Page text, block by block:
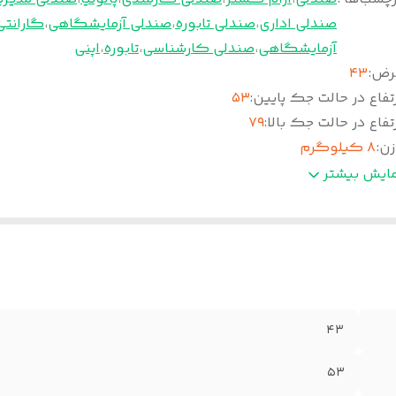
صندلی اداری،صندلی تابوره،صندلی آزمایشگاهی،
آزمایشگاهی،صندلی کارشناسی،تابوره،اپنی
:۴۳
در حالت جک پایین:۵۳
در حالت جک بالا:۷۹
:۸ کیلوگرم
:مکانیزم شاسی دار
خدمات پس از فروش
جنس روکش
بیشتر
۴۳
۵۳